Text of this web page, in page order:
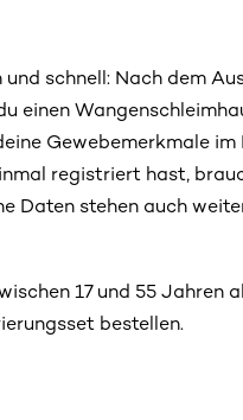
schnell: Nach dem
einen
Gewebemerkmale
registriert hast,
Daten stehen auch
17 und 55 Jahren
bestellen.